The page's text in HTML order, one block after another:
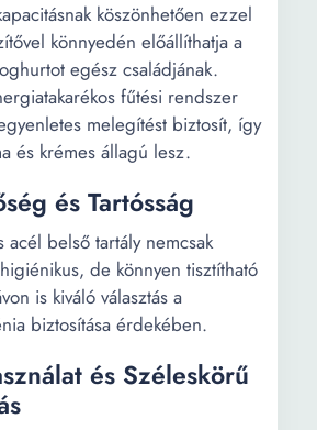
köszönhetően ezzel
könnyedén előállíthatja a
egész családjának.
fűtési rendszer
melegítést biztosít, így
és krémes állagú lesz.
és Tartósság
acél belső tartály nemcsak
de könnyen tisztítható
is kiváló választás a
biztosítása érdekében.
és Széleskörű